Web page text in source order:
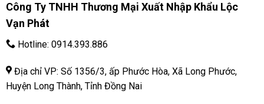
Công Ty TNHH Thương Mại Xuất Nhập Khẩu Lộc
Vạn Phát
Hotline: 0914.393.886
Địa chỉ VP: Số 1356/3, ấp Phước Hòa, Xã Long Phước,
Huyện Long Thành, Tỉnh Đồng Nai